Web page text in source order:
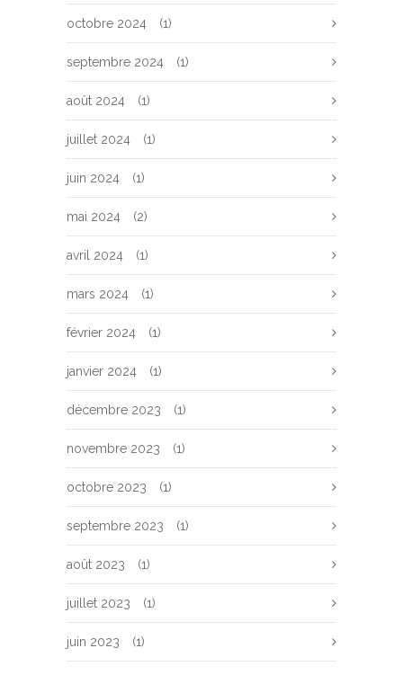
octobre 2024 (1)
septembre 2024 (1)
août 2024 (1)
juillet 2024 (1)
juin 2024 (1)
mai 2024 (2)
avril 2024 (1)
mars 2024 (1)
février 2024 (1)
janvier 2024 (1)
décembre 2023 (1)
novembre 2023 (1)
octobre 2023 (1)
septembre 2023 (1)
août 2023 (1)
juillet 2023 (1)
juin 2023 (1)